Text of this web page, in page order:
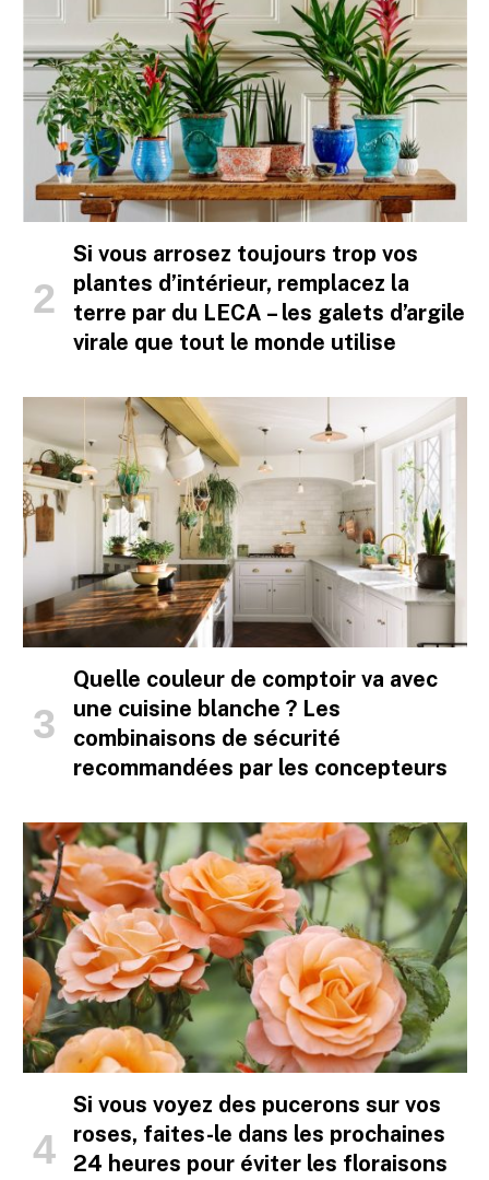
Si vous arrosez toujours trop vos
plantes d’intérieur, remplacez la
terre par du LECA – les galets d’argile
virale que tout le monde utilise
Quelle couleur de comptoir va avec
une cuisine blanche ? Les
combinaisons de sécurité
recommandées par les concepteurs
Si vous voyez des pucerons sur vos
roses, faites-le dans les prochaines
24 heures pour éviter les floraisons